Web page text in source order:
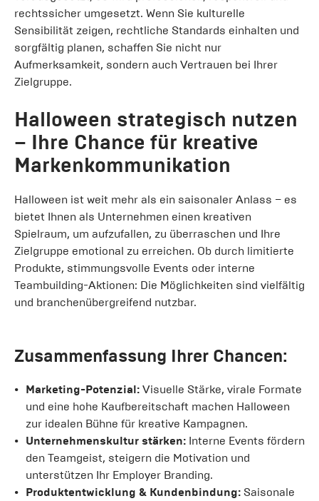
rechtssicher umgesetzt. Wenn Sie kulturelle
Sensibilität zeigen, rechtliche Standards einhalten und
sorgfältig planen, schaffen Sie nicht nur
Aufmerksamkeit, sondern auch Vertrauen bei Ihrer
Zielgruppe.
Halloween strategisch nutzen
– Ihre Chance für kreative
Markenkommunikation
Halloween ist weit mehr als ein saisonaler Anlass – es
bietet Ihnen als Unternehmen einen kreativen
Spielraum, um aufzufallen, zu überraschen und Ihre
Zielgruppe emotional zu erreichen. Ob durch limitierte
Produkte, stimmungsvolle Events oder interne
Teambuilding-Aktionen: Die Möglichkeiten sind vielfältig
und branchenübergreifend nutzbar.
Zusammenfassung Ihrer Chancen:
Marketing-Potenzial: Visuelle Stärke, virale Formate
und eine hohe Kaufbereitschaft machen Halloween
zur idealen Bühne für kreative Kampagnen.
Unternehmenskultur stärken: Interne Events fördern
den Teamgeist, steigern die Motivation und
unterstützen Ihr Employer Branding.
Produktentwicklung & Kundenbindung: Saisonale